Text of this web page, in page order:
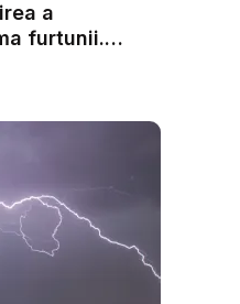
a
furtunii.